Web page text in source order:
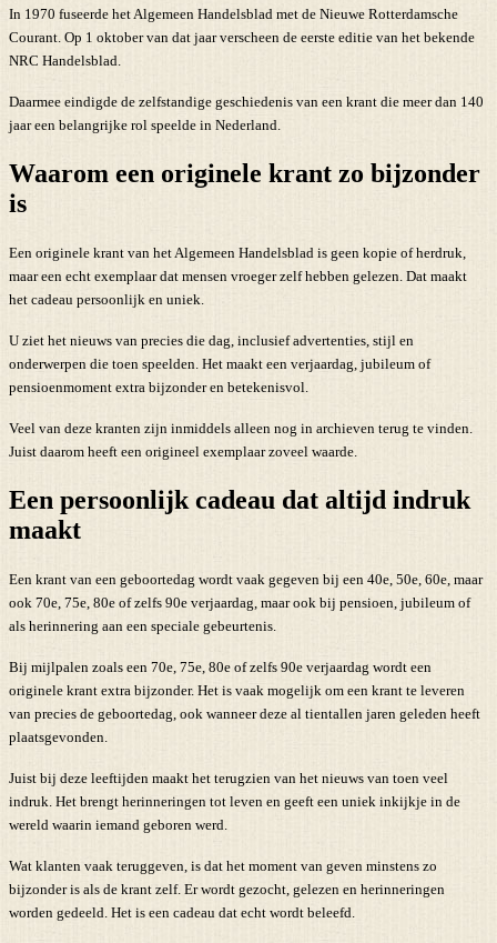
In 1970 fuseerde het Algemeen Handelsblad met de Nieuwe Rotterdamsche
Courant. Op 1 oktober van dat jaar verscheen de eerste editie van het bekende
NRC Handelsblad.
Daarmee eindigde de zelfstandige geschiedenis van een krant die meer dan 140
jaar een belangrijke rol speelde in Nederland.
Waarom een originele krant zo bijzonder
is
Een originele krant van het Algemeen Handelsblad is geen kopie of herdruk,
maar een echt exemplaar dat mensen vroeger zelf hebben gelezen. Dat maakt
het cadeau persoonlijk en uniek.
U ziet het nieuws van precies die dag, inclusief advertenties, stijl en
onderwerpen die toen speelden. Het maakt een verjaardag, jubileum of
pensioenmoment extra bijzonder en betekenisvol.
Veel van deze kranten zijn inmiddels alleen nog in archieven terug te vinden.
Juist daarom heeft een origineel exemplaar zoveel waarde.
Een persoonlijk cadeau dat altijd indruk
maakt
Een krant van een geboortedag wordt vaak gegeven bij een 40e, 50e, 60e, maar
ook 70e, 75e, 80e of zelfs 90e verjaardag, maar ook bij pensioen, jubileum of
als herinnering aan een speciale gebeurtenis.
Bij mijlpalen zoals een 70e, 75e, 80e of zelfs 90e verjaardag wordt een
originele krant extra bijzonder. Het is vaak mogelijk om een krant te leveren
van precies de geboortedag, ook wanneer deze al tientallen jaren geleden heeft
plaatsgevonden.
Juist bij deze leeftijden maakt het terugzien van het nieuws van toen veel
indruk. Het brengt herinneringen tot leven en geeft een uniek inkijkje in de
wereld waarin iemand geboren werd.
Wat klanten vaak teruggeven, is dat het moment van geven minstens zo
bijzonder is als de krant zelf. Er wordt gezocht, gelezen en herinneringen
worden gedeeld. Het is een cadeau dat echt wordt beleefd.